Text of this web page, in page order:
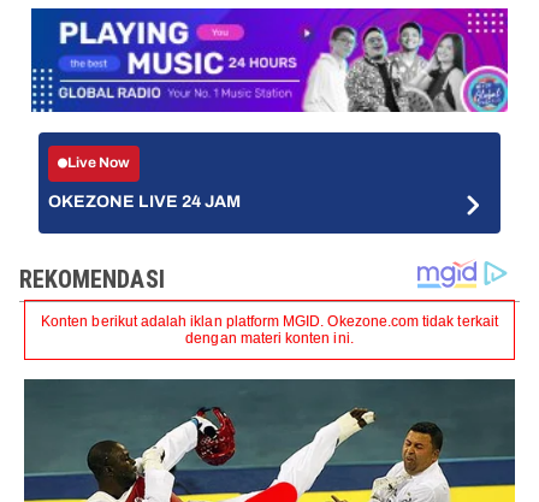
Live Now
OKEZONE LIVE 24 JAM